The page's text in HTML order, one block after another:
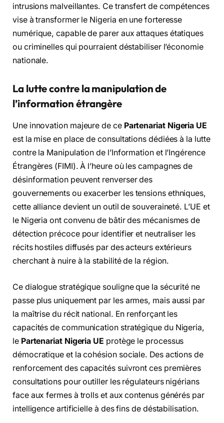
intrusions malveillantes. Ce transfert de compétences
vise à transformer le Nigeria en une forteresse
numérique, capable de parer aux attaques étatiques
ou criminelles qui pourraient déstabiliser l’économie
nationale.
La lutte contre la manipulation de
l’information étrangère
Une innovation majeure de ce Partenariat Nigeria UE
est la mise en place de consultations dédiées à la lutte
contre la Manipulation de l’Information et l’Ingérence
Étrangères (FIMI). À l’heure où les campagnes de
désinformation peuvent renverser des
gouvernements ou exacerber les tensions ethniques,
cette alliance devient un outil de souveraineté. L’UE et
le Nigeria ont convenu de bâtir des mécanismes de
détection précoce pour identifier et neutraliser les
récits hostiles diffusés par des acteurs extérieurs
cherchant à nuire à la stabilité de la région.
Ce dialogue stratégique souligne que la sécurité ne
passe plus uniquement par les armes, mais aussi par
la maîtrise du récit national. En renforçant les
capacités de communication stratégique du Nigeria,
le Partenariat Nigeria UE protège le processus
démocratique et la cohésion sociale. Des actions de
renforcement des capacités suivront ces premières
consultations pour outiller les régulateurs nigérians
face aux fermes à trolls et aux contenus générés par
intelligence artificielle à des fins de déstabilisation.